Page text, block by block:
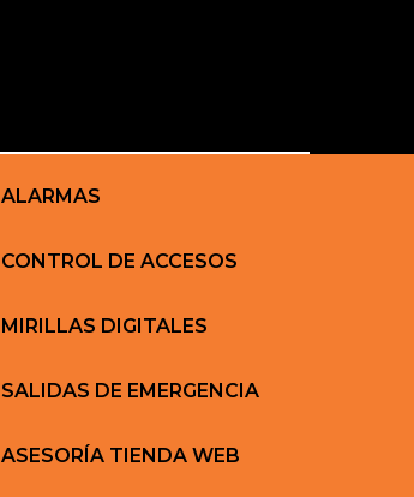
ALARMAS
CONTROL DE ACCESOS
MIRILLAS DIGITALES
SALIDAS DE EMERGENCIA
ASESORÍA TIENDA WEB